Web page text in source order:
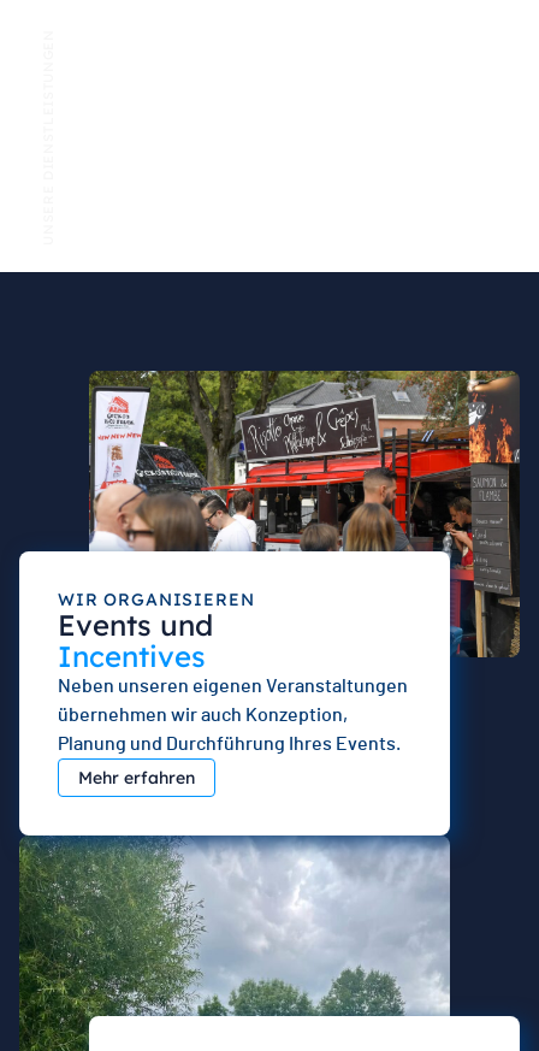
WIR ORGANISIEREN
Events und
Incentives
Neben unseren eigenen Veranstaltungen
übernehmen wir auch Konzeption,
Planung und Durchführung Ihres Events.
Mehr erfahren